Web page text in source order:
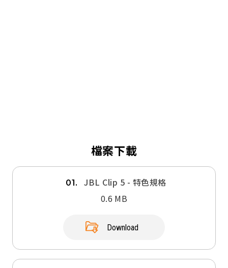
檔案下載
01.
JBL Clip 5 - 特色規格
0.6 MB
Download